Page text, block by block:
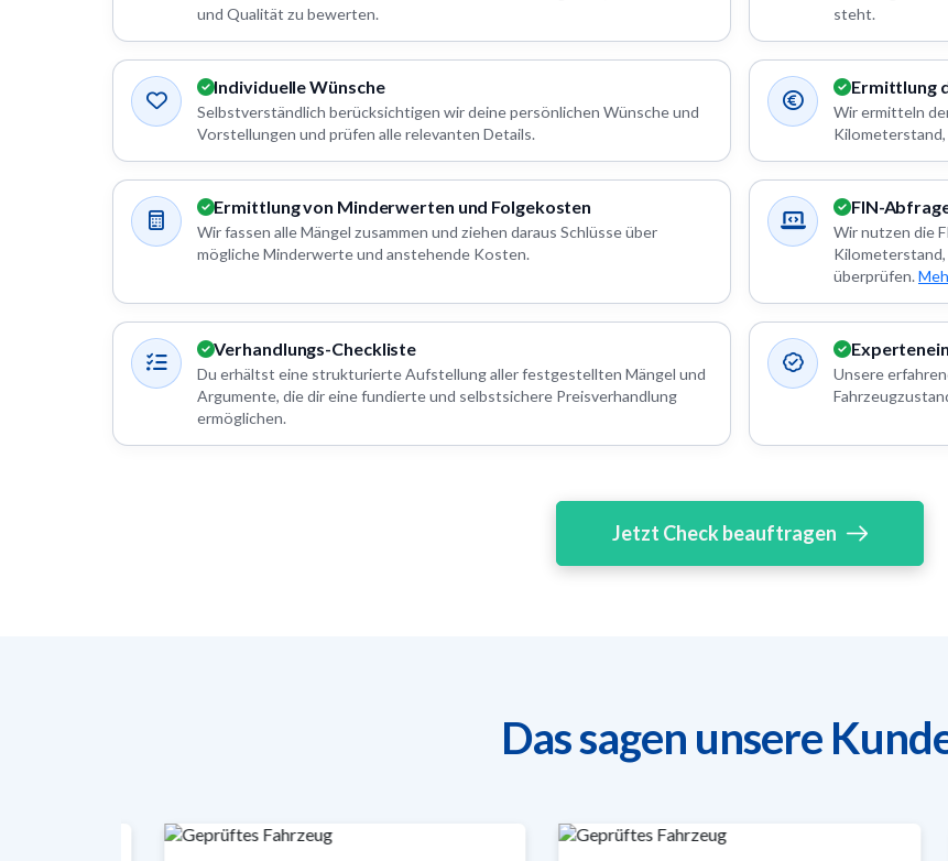
und Qualität zu bewerten.
steht.
Individuelle Wünsche
Selbstverständlich berücksichtigen wir deine persönlichen Wünsche und
Vorstellungen und prüfen alle relevanten Details.
Ermittlung
Wir ermitteln
Ermittlung von Minderwerten und Folgekosten
Wir fassen alle Mängel zusammen und ziehen daraus Schlüsse über
mögliche Minderwerte und anstehende Kosten.
FIN-
Wir nutzen die
überprüfen.
Verhandlungs-Checkliste
Du erhältst eine strukturierte Aufstellung aller festgestellten Mängel und
Argumente, die dir eine fundierte und selbstsichere Preisverhandlung
ermöglichen.
Unsere
Jetzt Check beauftragen
Das sagen unsere